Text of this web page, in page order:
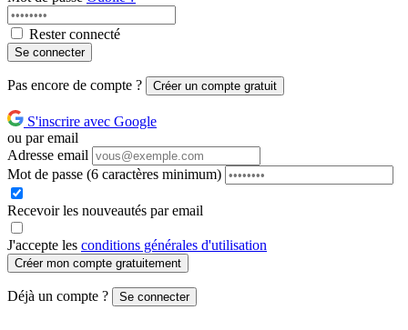
Rester connecté
Se connecter
Pas encore de compte ? Créer un compte gratuit
S'inscrire avec Google
ou par email
Adresse email
Mot de passe (6 caractères minimum)
Recevoir les nouveautés par email
J'accepte les conditions générales d'utilisation
Créer mon compte gratuitement
Déjà un compte ? Se connecter